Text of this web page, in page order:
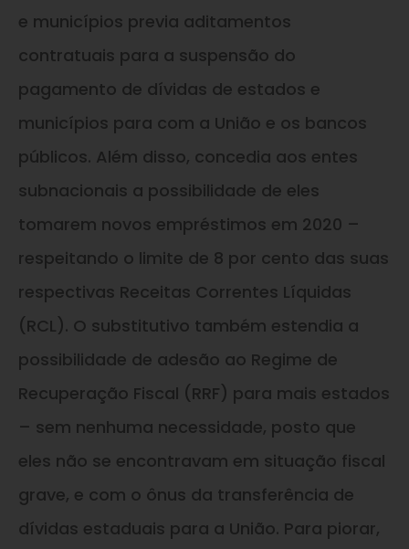
e municípios previa aditamentos
contratuais para a suspensão do
pagamento de dívidas de estados e
municípios para com a União e os bancos
públicos. Além disso, concedia aos entes
subnacionais a possibilidade de eles
tomarem novos empréstimos em 2020 –
respeitando o limite de 8 por cento das suas
respectivas Receitas Correntes Líquidas
(RCL). O substitutivo também estendia a
possibilidade de adesão ao Regime de
Recuperação Fiscal (RRF) para mais estados
– sem nenhuma necessidade, posto que
eles não se encontravam em situação fiscal
grave, e com o ônus da transferência de
dívidas estaduais para a União. Para piorar,